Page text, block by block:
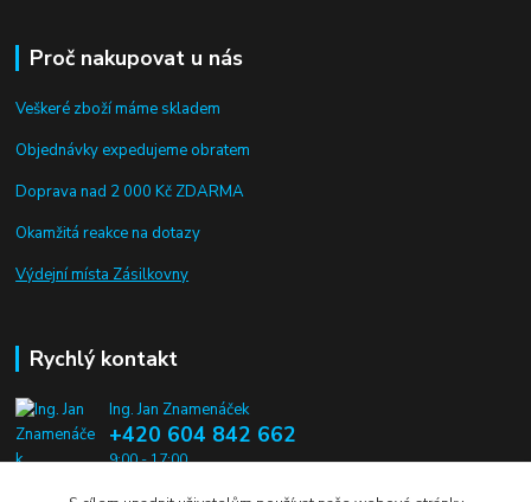
Proč nakupovat u nás
Veškeré zboží máme skladem
Objednávky expedujeme obratem
Doprava nad 2 000 Kč ZDARMA
Okamžitá reakce na dotazy
Výdejní místa Zásilkovny
Rychlý kontakt
Ing. Jan Znamenáček
+420 604 842 662
9:00 - 17:00